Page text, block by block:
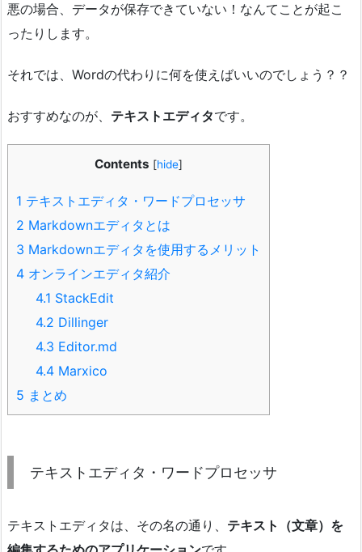
悪の場合、データが保存できていない！なんてことが起こ
ったりします。
それでは、Wordの代わりに何を使えばいいのでしょう？？
おすすめなのが、 テキストエディタです。
Contents [hide]
1 テキストエディタ・ワードプロセッサ
2 Markdownエディタとは
3 Markdownエディタを使用するメリット
4 オンラインエディタ紹介
4.1 StackEdit
4.2 Dillinger
4.3 Editor.md
4.4 Marxico
5 まとめ
テキストエディタ・ワードプロセッサ
テキストエディタは、その名の通り、 テキスト（文章）を